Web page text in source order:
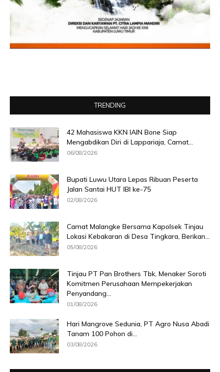
TRENDING
42 Mahasiswa KKN IAIN Bone Siap
Mengabdikan Diri di Lappariaja, Camat...
06/08/2026
Bupati Luwu Utara Lepas Ribuan Peserta
Jalan Santai HUT IBI ke-75
02/08/2026
Camat Malangke Bersama Kapolsek Tinjau
Lokasi Kebakaran di Desa Tingkara, Berikan...
05/08/2026
Tinjau PT Pan Brothers Tbk, Menaker Soroti
Komitmen Perusahaan Mempekerjakan
Penyandang...
01/08/2026
Hari Mangrove Sedunia, PT Agro Nusa Abadi
Tanam 100 Pohon di...
03/08/2026